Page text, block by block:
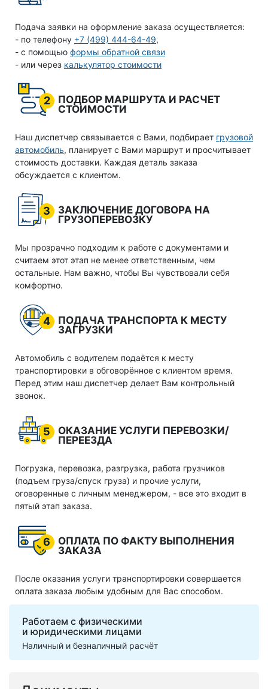
Подача заявки на оформление заказа осуществляется:
- по телефону +7 (499) 444-64-49,
- с помощью формы обратной связи
- или через калькулятор стоимости
2
ПОДБОР МАРШРУТА И РАСЧЕТ
СТОИМОСТИ
Наш диспетчер связывается с Вами, подбирает грузовой
автомобиль, планирует с Вами маршрут и просчитывает
стоимость доставки. Каждая деталь заказа
обсуждается с клиентом.
3
ЗАКЛЮЧЕНИЕ ДОГОВОРА НА
ГРУЗОПЕРЕВОЗКУ
Мы прозрачно подходим к работе с документами и
считаем этот этап не менее ответственным, чем
остальные. Нам важно, чтобы Вы чувствовали себя
комфортно.
4
ПОДАЧА ТРАНСПОРТА К МЕСТУ
ЗАГРУЗКИ
Автомобиль с водителем подаётся к месту
транспортировки в обговорённое с клиентом время.
Перед этим наш диспетчер делает Вам контрольный
звонок.
5
ОКАЗАНИЕ УСЛУГИ ПЕРЕВОЗКИ/
ПЕРЕЕЗДА
Погрузка, перевозка, разгрузка, работа грузчиков
(подъем груза/спуск груза) и прочие услуги,
оговоренные с личным менеджером, - все это входит в
пятый этап заказа.
6
ОПЛАТА ПО ФАКТУ ВЫПОЛНЕНИЯ
ЗАКАЗА
После оказания услуги транспортировки совершается
оплата заказа любым удобным для Вас способом.
Работаем с физическими
и юридическими лицами
Наличный и безналичный расчёт